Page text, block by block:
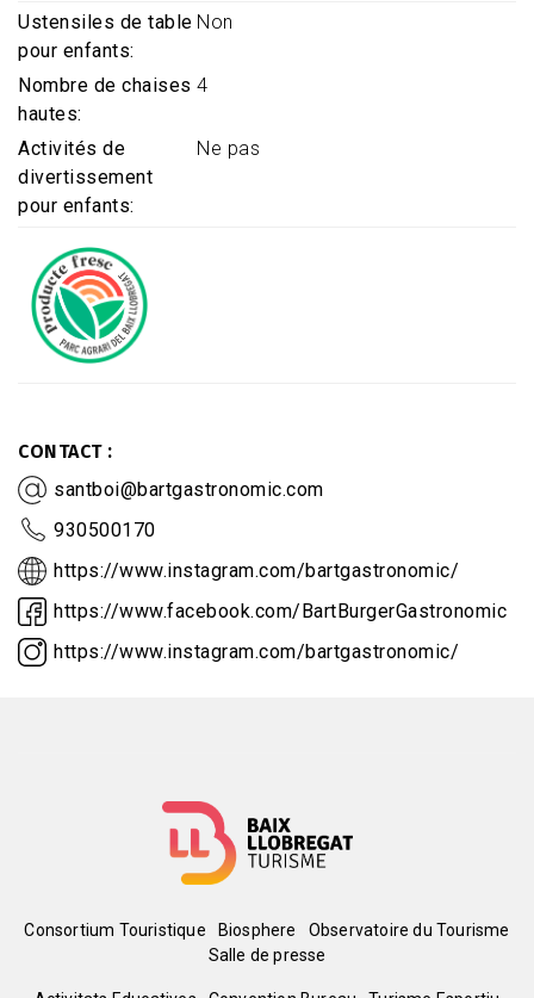
CONTACT
santboi@bartgastronomic.com
930500170
https://www.instagram.com/bartgastronomic/
https://www.facebook.com/BartBurgerGastronomic
https://www.instagram.com/bartgastronomic/
Ustensiles de table
pour enfants
Non
Nombre de chaises
hautes
4
Activités de
divertissement
pour enfants
Ne pas
Menú
Consortium Touristique Biosphere
Observatoire du Tourisme
Salle de presse